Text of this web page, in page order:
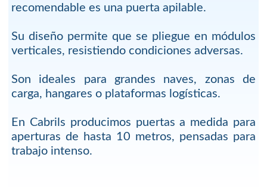
recomendable es una puerta apilable.
Su diseño permite que se pliegue en módulos
verticales, resistiendo condiciones adversas.
Son ideales para grandes naves, zonas de
carga, hangares o plataformas logísticas.
En Cabrils producimos puertas a medida para
aperturas de hasta 10 metros, pensadas para
trabajo intenso.